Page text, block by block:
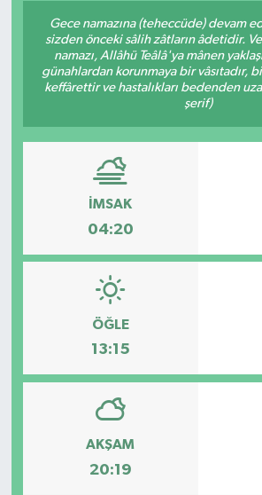
Gece namazına (teheccüde) devam
sizden önceki sâlih zâtların âdetidir.
namazı, Allâhü Teâlâ'ya mânen
günahlardan korunmaya bir vâsıtadır,
keffârettir ve hastalıkları bedenden
şerif)
İMSAK
04:20
ÖĞLE
13:15
AKŞAM
20:19
Siyaset
Spor
Video Galeri
Yaşam